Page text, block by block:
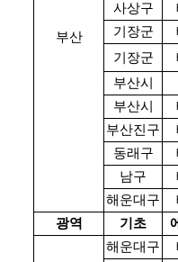
부산
사상구
기장군
기장군
부산시
부산시
부산진구
동래구
남구
해운대구
광역
기초
해운대구